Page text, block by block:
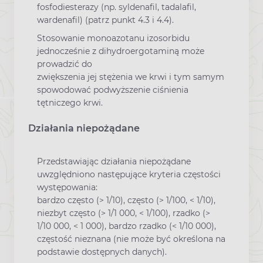
fosfodiesterazy (np. syldenafil, tadalafil,
wardenafil) (patrz punkt 4.3 i 4.4).
Stosowanie monoazotanu izosorbidu
jednocześnie z dihydroergotaminą może
prowadzić do
zwiększenia jej stężenia we krwi i tym samym
spowodować podwyższenie ciśnienia
tętniczego krwi.
Działania niepożądane
Przedstawiając działania niepożądane
uwzględniono następujące kryteria częstości
występowania:
bardzo często (> 1/10), często (> 1/100, < 1/10),
niezbyt często (> 1/1 000, < 1/100), rzadko (>
1/10 000, < 1 000), bardzo rzadko (< 1/10 000),
częstość nieznana (nie może być określona na
podstawie dostępnych danych).